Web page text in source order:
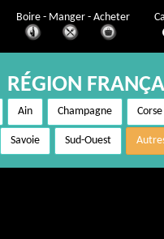
Boire - Manger - Acheter
RÉGION
Ain Champagne Corse
Savoie Sud-Ouest